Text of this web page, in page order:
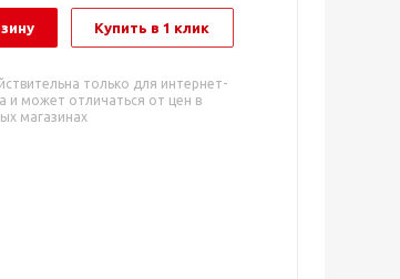
Купить в 1 клик
только для интернет-
и может отличаться от цен в
магазинах